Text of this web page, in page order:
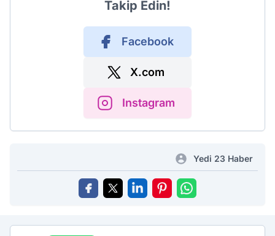
Takip Edin!
Facebook
X.com
Instagram
Yedi 23 Haber